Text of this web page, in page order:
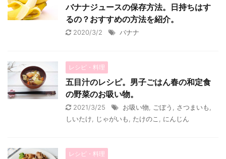
バナナジュースの保存方法。日持ちはす
るの？おすすめの方法を紹介。
2020/3/2 バナナ
レシピ・料理
五目汁のレシピ。男子ごはん春の和定食
の野菜のお吸い物。
2021/3/25 お吸い物 ごぼう さつまいも
しいたけ
じゃがいも たけのこ にんじん
レシピ・料理